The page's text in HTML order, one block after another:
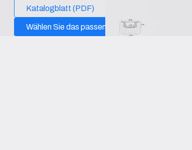
Katalogblatt (PDF)
Wählen Sie das passende Modell aus